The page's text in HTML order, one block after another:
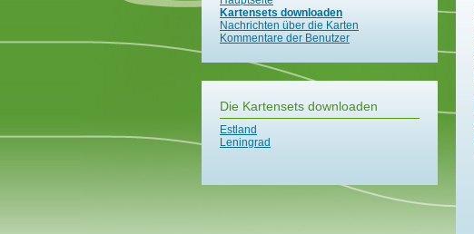
Kartensets downloaden
Nachrichten über die Karten
Kommentare der Benutzer
Die Kartensets downloaden
Estland
Leningrad